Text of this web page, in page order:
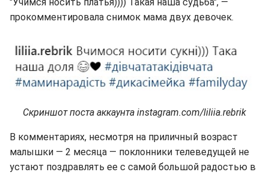
"Учимся носить платья)))) Такая наша судьба", —
прокомментировала снимок мама двух девочек.
Скриншот поста аккаунта instagram.com/liliia.rebrik
В комментариях, несмотря на приличный возраст
малышки — 2 месяца — поклонники телеведущей не
устают поздравлять ее с самой большой радостью в